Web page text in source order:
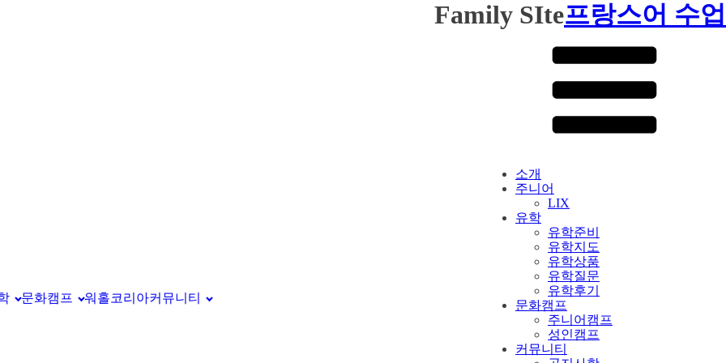
Family SIte프랑스어 수업
문화캠프 워홀코리아커뮤니티
소개
주니어
LIX
유학
유학준비
유학지도
유학상품
유학질문
유학후기
문화캠프
주니어캠프
성인캠프
커뮤니티